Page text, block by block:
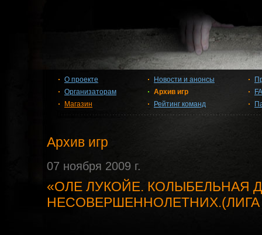
О проекте
Организаторам
Магазин
Новости и анонсы
Архив игр
Рейтинг команд
Архив игр
07 ноября 2009 г.
«ОЛЕ ЛУКОЙЕ. КОЛЫБЕЛЬНАЯ
НЕСОВЕРШЕННОЛЕТНИХ.(ЛИГА